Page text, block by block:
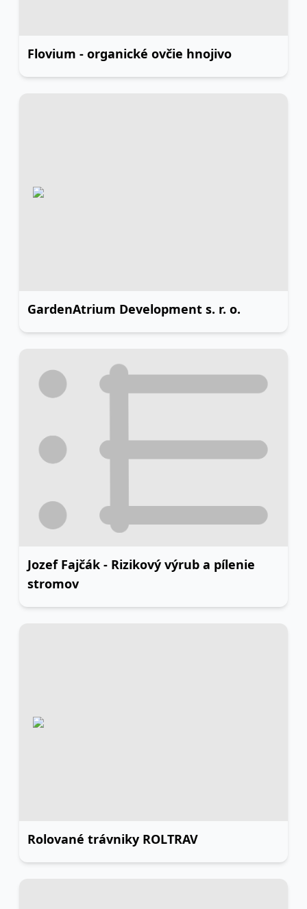
Flovium - organické ovčie hnojivo
GardenAtrium Development s. r. o.
Jozef Fajčák - Rizikový výrub a pílenie
stromov
Rolované trávniky ROLTRAV